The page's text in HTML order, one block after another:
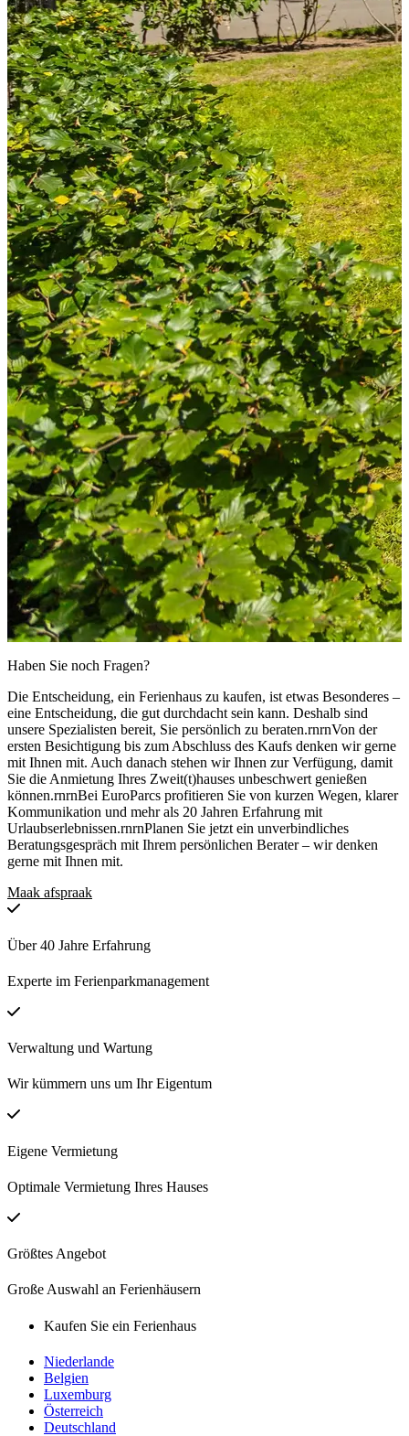
Haben Sie noch Fragen?
Die Entscheidung, ein Ferienhaus zu kaufen, ist etwas Besonderes –
eine Entscheidung, die gut durchdacht sein kann. Deshalb sind
unsere Spezialisten bereit, Sie persönlich zu beraten.rnrnVon der
ersten Besichtigung bis zum Abschluss des Kaufs denken wir gerne
mit Ihnen mit. Auch danach stehen wir Ihnen zur Verfügung, damit
Sie die Anmietung Ihres Zweit(t)hauses unbeschwert genießen
können.rnrnBei EuroParcs profitieren Sie von kurzen Wegen, klarer
Kommunikation und mehr als 20 Jahren Erfahrung mit
Urlaubserlebnissen.rnrnPlanen Sie jetzt ein unverbindliches
Beratungsgespräch mit Ihrem persönlichen Berater – wir denken
gerne mit Ihnen mit.
Maak afspraak
Über 40 Jahre Erfahrung
Experte im Ferienparkmanagement
Verwaltung und Wartung
Wir kümmern uns um Ihr Eigentum
Eigene Vermietung
Optimale Vermietung Ihres Hauses
Größtes Angebot
Große Auswahl an Ferienhäusern
Kaufen Sie ein Ferienhaus
Niederlande
Belgien
Luxemburg
Österreich
Deutschland